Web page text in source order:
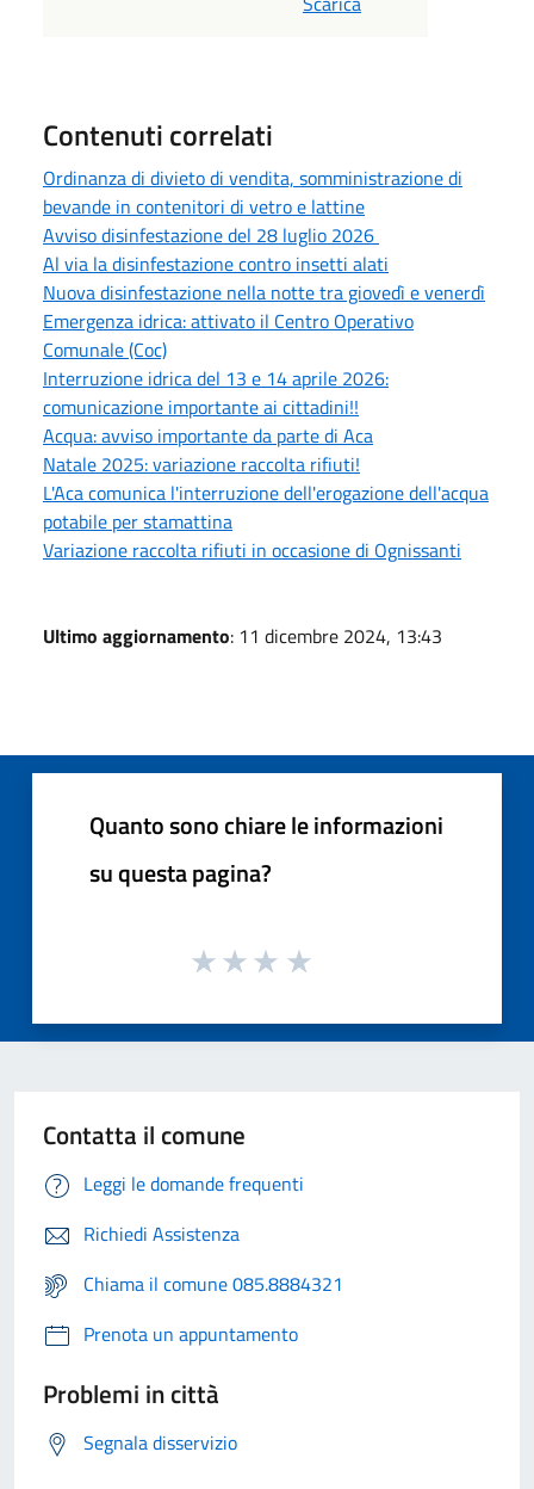
Contenuti correlati
Ordinanza di divieto di vendita, somministrazione di
bevande in contenitori di vetro e lattine
Avviso disinfestazione del 28 luglio 2026
Al via la disinfestazione contro insetti alati
Nuova disinfestazione nella notte tra giovedì e venerdì
Emergenza idrica: attivato il Centro Operativo
Comunale (Coc)
Interruzione idrica del 13 e 14 aprile 2026:
comunicazione importante ai cittadini!!
Acqua: avviso importante da parte di Aca
Natale 2025: variazione raccolta rifiuti!
L'Aca comunica l'interruzione dell'erogazione dell'acqua
potabile per stamattina
Variazione raccolta rifiuti in occasione di Ognissanti
Ultimo aggiornamento: 11 dicembre 2024, 13:43
Quanto sono chiare le informazioni
su questa pagina?
Contatta il comune
Leggi le domande frequenti
Richiedi Assistenza
Chiama il comune 085.8884321
Prenota un appuntamento
Problemi in città
Segnala disservizio